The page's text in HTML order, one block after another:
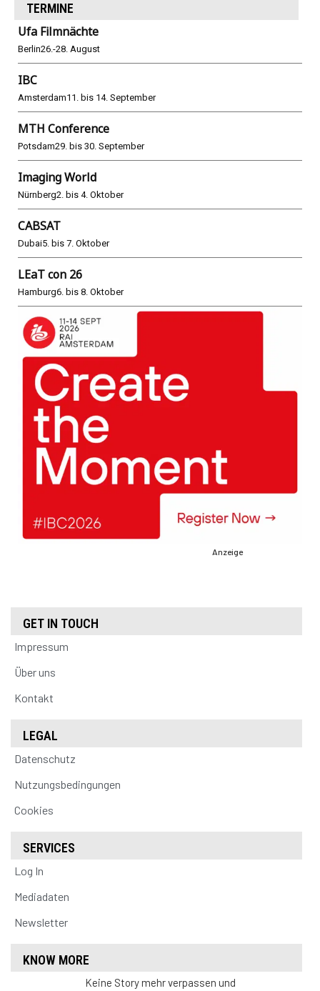
TERMINE
Ufa Filmnächte
Berlin26.-28. August
IBC
Amsterdam11. bis 14. September
MTH Conference
Potsdam29. bis 30. September
Imaging World
Nürnberg2. bis 4. Oktober
CABSAT
Dubai5. bis 7. Oktober
LEaT con 26
Hamburg6. bis 8. Oktober
Anzeige
GET IN TOUCH
Impressum
Über uns
Kontakt
LEGAL
Datenschutz
Nutzungsbedingungen
Cookies
SERVICES
Log In
Mediadaten
Newsletter
KNOW MORE
Keine Story mehr verpassen und